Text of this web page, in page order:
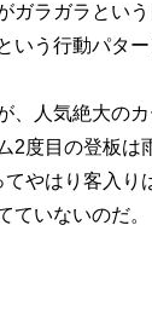
ガラガラとい
う行動パター
人気絶大の
2度目の登板
やはり客入り
ていないのだ。